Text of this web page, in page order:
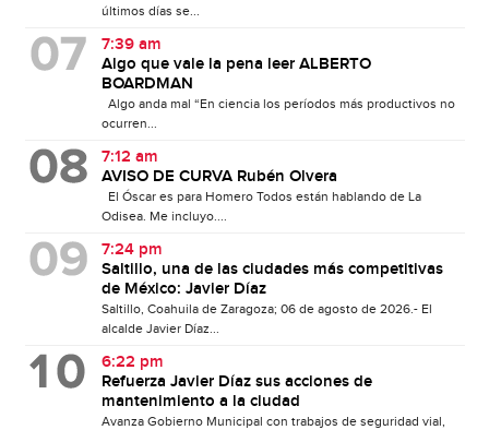
últimos días se...
7:39 am
Algo que vale la pena leer ALBERTO
BOARDMAN
Algo anda mal “En ciencia los períodos más productivos no
ocurren...
7:12 am
AVISO DE CURVA Rubén Olvera
El Óscar es para Homero Todos están hablando de La
Odisea. Me incluyo....
7:24 pm
Saltillo, una de las ciudades más competitivas
de México: Javier Díaz
Saltillo, Coahuila de Zaragoza; 06 de agosto de 2026.- El
alcalde Javier Díaz...
6:22 pm
Refuerza Javier Díaz sus acciones de
mantenimiento a la ciudad
Avanza Gobierno Municipal con trabajos de seguridad vial,